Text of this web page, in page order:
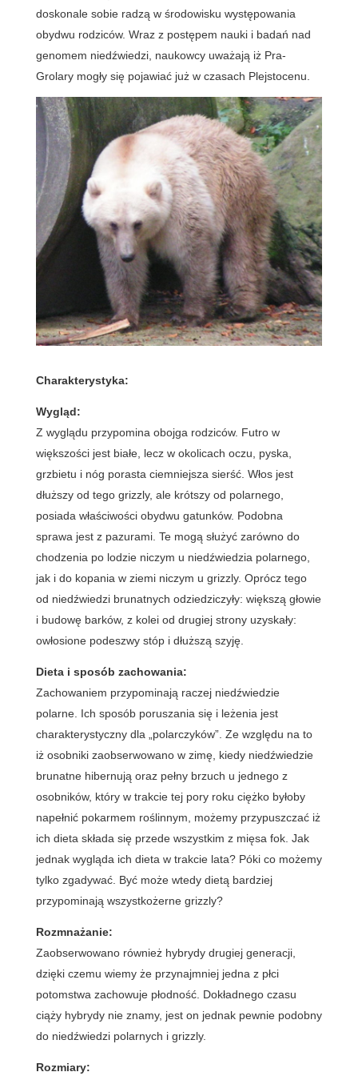
doskonale sobie radzą w środowisku występowania
obydwu rodziców. Wraz z postępem nauki i badań nad
genomem niedźwiedzi, naukowcy uważają iż Pra-
Grolary mogły się pojawiać już w czasach Plejstocenu.
Charakterystyka:
Wygląd:
Z wyglądu przypomina obojga rodziców. Futro w
większości jest białe, lecz w okolicach oczu, pyska,
grzbietu i nóg porasta ciemniejsza sierść. Włos jest
dłuższy od tego grizzly, ale krótszy od polarnego,
posiada właściwości obydwu gatunków. Podobna
sprawa jest z pazurami. Te mogą służyć zarówno do
chodzenia po lodzie niczym u niedźwiedzia polarnego,
jak i do kopania w ziemi niczym u grizzly. Oprócz tego
od niedźwiedzi brunatnych odziedziczyły: większą głowie
i budowę barków, z kolei od drugiej strony uzyskały:
owłosione podeszwy stóp i dłuższą szyję.
Dieta i sposób zachowania:
Zachowaniem przypominają raczej niedźwiedzie
polarne. Ich sposób poruszania się i leżenia jest
charakterystyczny dla „polarczyków”. Ze względu na to
iż osobniki zaobserwowano w zimę, kiedy niedźwiedzie
brunatne hibernują oraz pełny brzuch u jednego z
osobników, który w trakcie tej pory roku ciężko byłoby
napełnić pokarmem roślinnym, możemy przypuszczać iż
ich dieta składa się przede wszystkim z mięsa fok. Jak
jednak wygląda ich dieta w trakcie lata? Póki co możemy
tylko zgadywać. Być może wtedy dietą bardziej
przypominają wszystkożerne grizzly?
Rozmnażanie:
Zaobserwowano również hybrydy drugiej generacji,
dzięki czemu wiemy że przynajmniej jedna z płci
potomstwa zachowuje płodność. Dokładnego czasu
ciąży hybrydy nie znamy, jest on jednak pewnie podobny
do niedźwiedzi polarnych i grizzly.
Rozmiary: